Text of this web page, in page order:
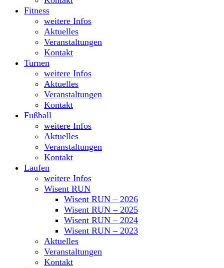
Fitness
weitere Infos
Aktuelles
Veranstaltungen
Kontakt
Turnen
weitere Infos
Aktuelles
Veranstaltungen
Kontakt
Fußball
weitere Infos
Aktuelles
Veranstaltungen
Kontakt
Laufen
weitere Infos
Wisent RUN
Wisent RUN – 2026
Wisent RUN – 2025
Wisent RUN – 2024
Wisent RUN – 2023
Aktuelles
Veranstaltungen
Kontakt